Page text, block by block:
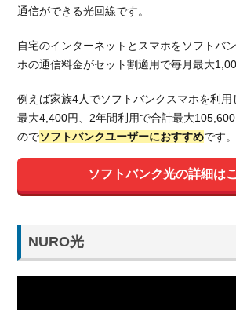
通信ができる光回線です。
自宅のインターネットとスマホをソフトバ
ホの通信料金がセット割適用で毎月最大
例えば家族4人でソフトバンクスマホを利用
最大4,400円、2年間利用で合計最大
のでソフトバンクユーザーにおすすめです。
ソフトバンク光の詳細は
NURO光